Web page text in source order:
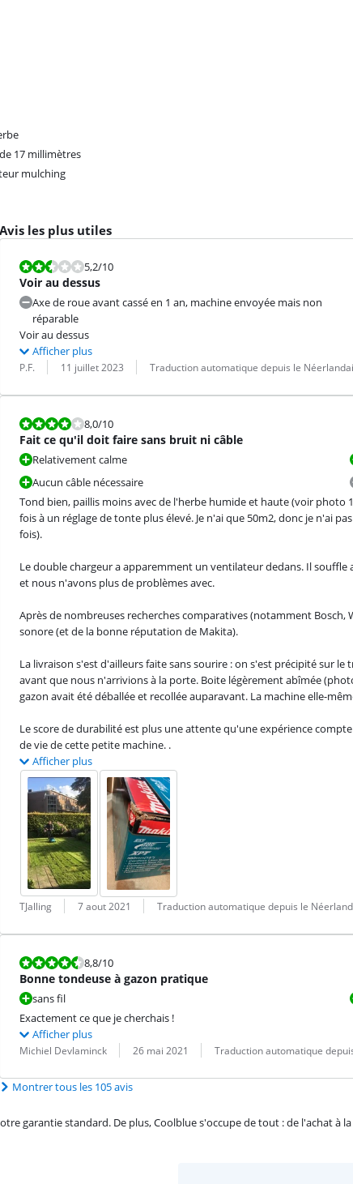
17 millimètres
mulching
Avis les plus utiles
La note est 5,2 sur 10.
5,2/10
Voir au dessus
Axe de roue avant cassé en 1 an, machine envoyée mais non
réparable
Voir au dessus
Afficher plus
Évaluation par :
P.F.
Date : 11 juillet 2023
Traduction : Traduction automatique depuis le
La note est 8,0 sur 10.
8,0/10
Fait ce qu'il doit faire sans bruit ni câble
Relativement calme
Aucun câble nécessaire
Tond bien, paillis moins avec de l'herbe humide et haute (voir photo
fois à un réglage de tonte plus élevé. Je n'ai que 50m2, donc je n'ai
fois).
Le double chargeur a apparemment un ventilateur dedans. Il souffle
et nous n'avons plus de problèmes avec.
Après de nombreuses recherches comparatives (notamment
sonore (et de la bonne réputation de Makita).
La livraison s'est d'ailleurs faite sans sourire : on s'est précipité sur
avant que nous n'arrivions à la porte. Boite légèrement abîmée
gazon avait été déballée et recollée auparavant. La machine elle-
Le score de durabilité est plus une attente qu'une expérience
de vie de cette petite machine. .
Afficher plus
Évaluation par :
TJalling
Date : 7 aout 2021
Traduction : Traduction automatique depuis le
La note est 8,8 sur 10.
8,8/10
Bonne tondeuse à gazon pratique
sans fil
Exactement ce que je cherchais !
Afficher plus
Évaluation par :
Michiel Devlaminck
Date : 26 mai 2021
Traduction : Traduction automatique
Montrer tous les 105 avis
garantie standard. De plus, Coolblue s'occupe de tout : de l'achat à